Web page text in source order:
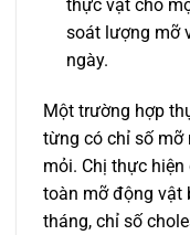
thực vật cho
soát lượng mỡ
ngày.
Một trường hợp
từng có chỉ số mỡ
mỏi. Chị thực
toàn mỡ động vật
tháng, chỉ số